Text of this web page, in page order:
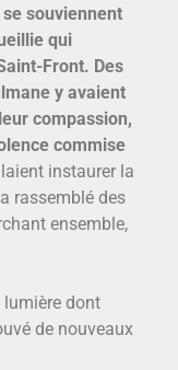
se souviennent
qui
Front. Des
y avaient
compassion,
commise
instaurer la
rassemblé des
ensemble,
lumière dont
de nouveaux